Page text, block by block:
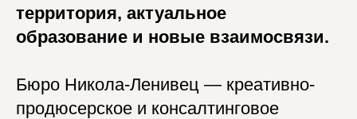
территория, актуальное
образование и новые взаимосвязи.
Бюро Никола-Ленивец — креативно-
продюсерское и консалтинговое